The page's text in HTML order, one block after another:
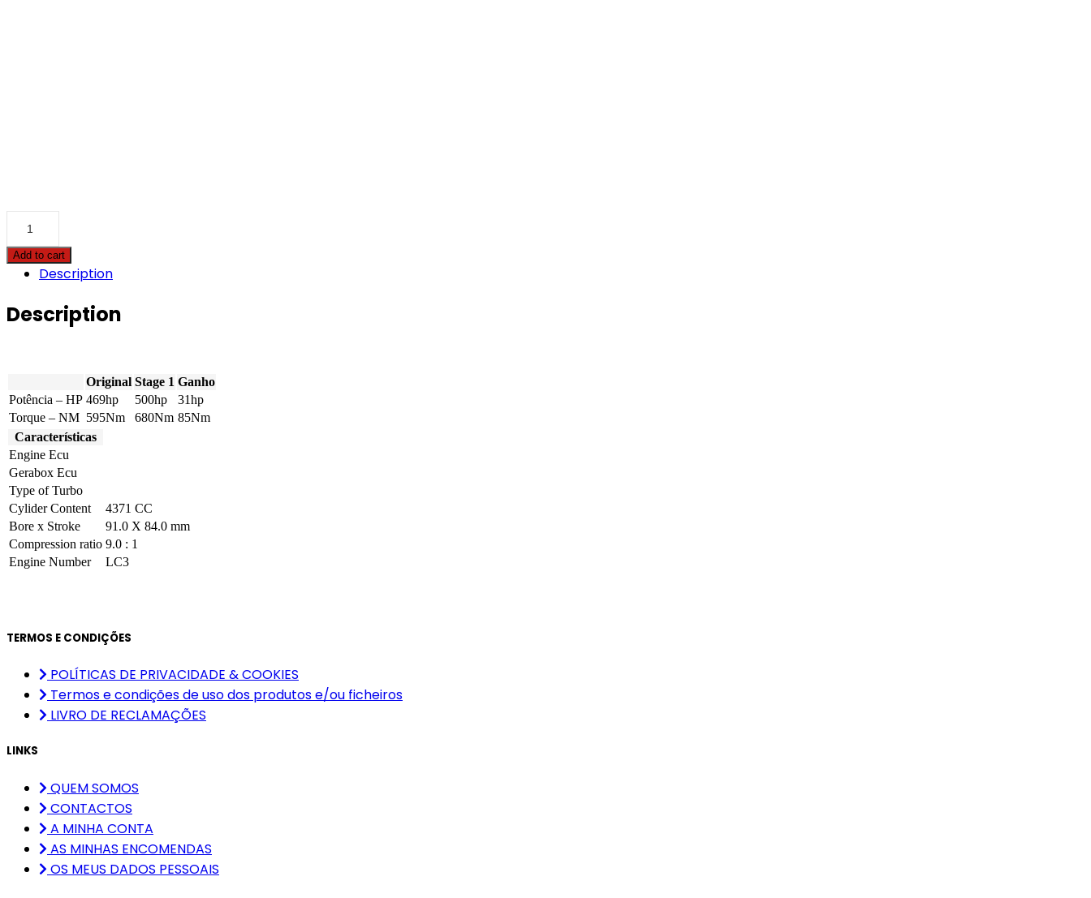
STS
-
469hp
quantity
Add to cart
Description
Description
Original Stage 1 Ganho
Potência – HP 469hp 500hp
31hp
Torque – NM 595Nm 680Nm 85Nm
Características
Engine Ecu
Gerabox Ecu
Type of Turbo
Cylider Content
4371 CC
Bore x Stroke
91.0 X 84.0 mm
Compression ratio 9.0 : 1
Engine Number
LC3
TERMOS E CONDIÇÕES
POLÍTICAS DE PRIVACIDADE & COOKIES
Termos e condições de uso dos produtos e/ou ficheiros
LIVRO DE RECLAMAÇÕES
LINKS
QUEM SOMOS
CONTACTOS
A MINHA CONTA
AS MINHAS ENCOMENDAS
OS MEUS DADOS PESSOAIS